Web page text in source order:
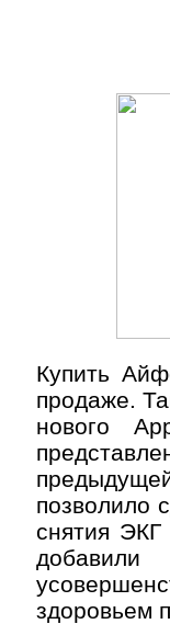
Купить
продаже.
нового
позволило
снятия ЭКГ
здоровьем